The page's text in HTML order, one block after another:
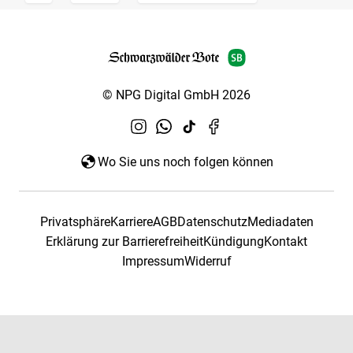
© NPG Digital GmbH 2026
Wo Sie uns noch folgen können
PrivatsphäreKarriereAGBDatenschutzMediadaten
Erklärung zur BarrierefreiheitKündigungKontakt
ImpressumWiderruf